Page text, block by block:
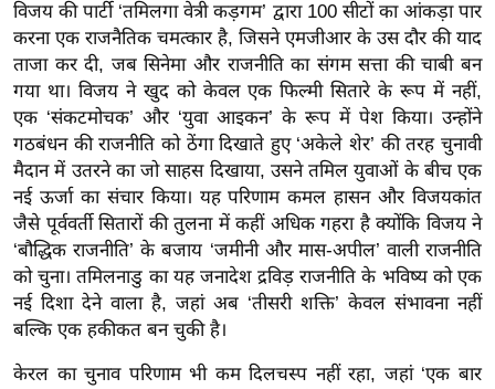
ल्म
स
मी
क्षा
B
r
e
a
k
i
n
N
विजय की पार्टी ‘तमिलगा वेत्री कड़गम’ द्वारा 100 सीटों का आंकड़ा पार
करना एक राजनैतिक चमत्कार है, जिसने एमजीआर के उस दौर की याद
ताजा कर दी, जब सिनेमा और राजनीति का संगम सत्ता की चाबी बन
गया था। विजय ने खुद को केवल एक फिल्मी सितारे के रूप में नहीं,
एक ‘संकटमोचक’ और ‘युवा आइकन’ के रूप में पेश किया। उन्होंने
गठबंधन की राजनीति को ठेंगा दिखाते हुए ‘अकेले शेर’ की तरह चुनावी
मैदान में उतरने का जो साहस दिखाया, उसने तमिल युवाओं के बीच एक
नई ऊर्जा का संचार किया। यह परिणाम कमल हासन और विजयकांत
जैसे पूर्ववर्ती सितारों की तुलना में कहीं अधिक गहरा है क्योंकि विजय ने
‘बौद्धिक राजनीति’ के बजाय ‘जमीनी और मास-अपील’ वाली राजनीति
को चुना। तमिलनाडु का यह जनादेश द्रविड़ राजनीति के भविष्य को एक
नई दिशा देने वाला है, जहां अब ‘तीसरी शक्ति’ केवल संभावना नहीं
बल्कि एक हकीकत बन चुकी है।
केरल का चुनाव परिणाम भी कम दिलचस्प नहीं रहा, जहां ‘एक बार